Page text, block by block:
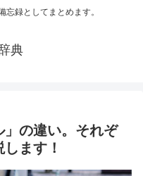
録としてまとめます。
典
」の違い。それぞ
ます！